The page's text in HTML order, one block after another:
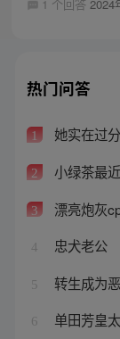
1 个回答 2024
热门问答
1 她实在过
2 小绿茶最
3 漂亮炮灰
4 忠犬老公
5 转生成为
6 单田芳皇